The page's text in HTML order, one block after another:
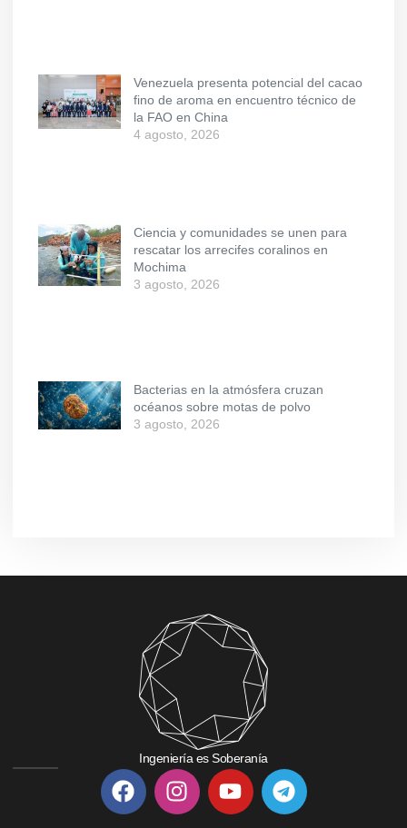
Venezuela presenta potencial del cacao
fino de aroma en encuentro técnico de
la FAO en China
4 agosto, 2026
Ciencia y comunidades se unen para
rescatar los arrecifes coralinos en
Mochima
3 agosto, 2026
Bacterias en la atmósfera cruzan
océanos sobre motas de polvo
3 agosto, 2026
Ingeniería es Soberanía